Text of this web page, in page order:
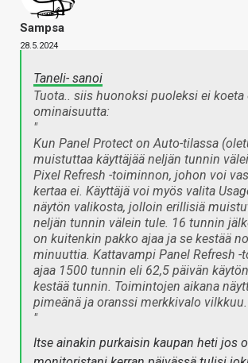
Sampsa
28.5.2024
Taneli- sanoi
Tuota.. siis huonoksi puoleksi ei koeta
ominaisuutta:
"
Kun Panel Protect on Auto-tilassa
muistuttaa käyttäjää neljän tunnin
Pixel Refresh -toiminnon, johon voi
kertaa ei. Käyttäjä voi myös valita
näytön valikosta, jolloin erillisiä
neljän tunnin välein tule. 16 tunnin
on kuitenkin pakko ajaa ja se kestää
minuuttia. Kattavampi Panel Refresh -
ajaa 1500 tunnin eli 62,5 päivän
kestää tunnin. Toimintojen aikana
pimeänä ja oranssi merkkivalo vilkkuu.
"
Itse ainakin purkaisin kaupan heti jos